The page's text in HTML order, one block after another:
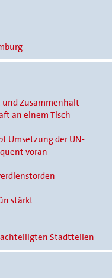
und Zusammenhalt
an einem Tisch
Umsetzung der UN-
voran
stärkt
Stadtteilen